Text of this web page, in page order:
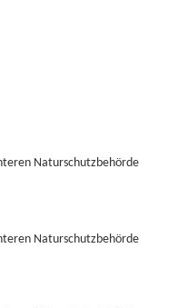
Naturschutzbehörde
Naturschutzbehörde